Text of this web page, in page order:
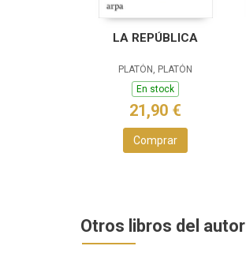
LA REPÚBLICA
PLATÓN, PLATÓN
En stock
21,90 €
Comprar
Otros libros del autor